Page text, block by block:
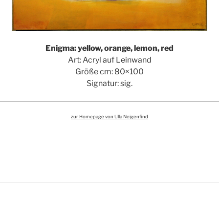
Enigma: yellow, orange, lemon, red
Art: Acryl auf Leinwand
Größe cm: 80×100
Signatur: sig.
zur Homepage von Ulla Neigenfind